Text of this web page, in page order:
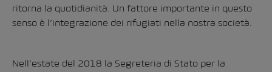
ritorna la quotidianità. Un fattore importante in questo
senso è l’integrazione dei rifugiati nella nostra società.
Nell’estate del 2018 la Segreteria di Stato per la